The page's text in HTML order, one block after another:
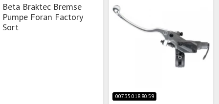
Beta Braktec Bremse
Pumpe Foran Factory
Sort
007.35.018.80.59